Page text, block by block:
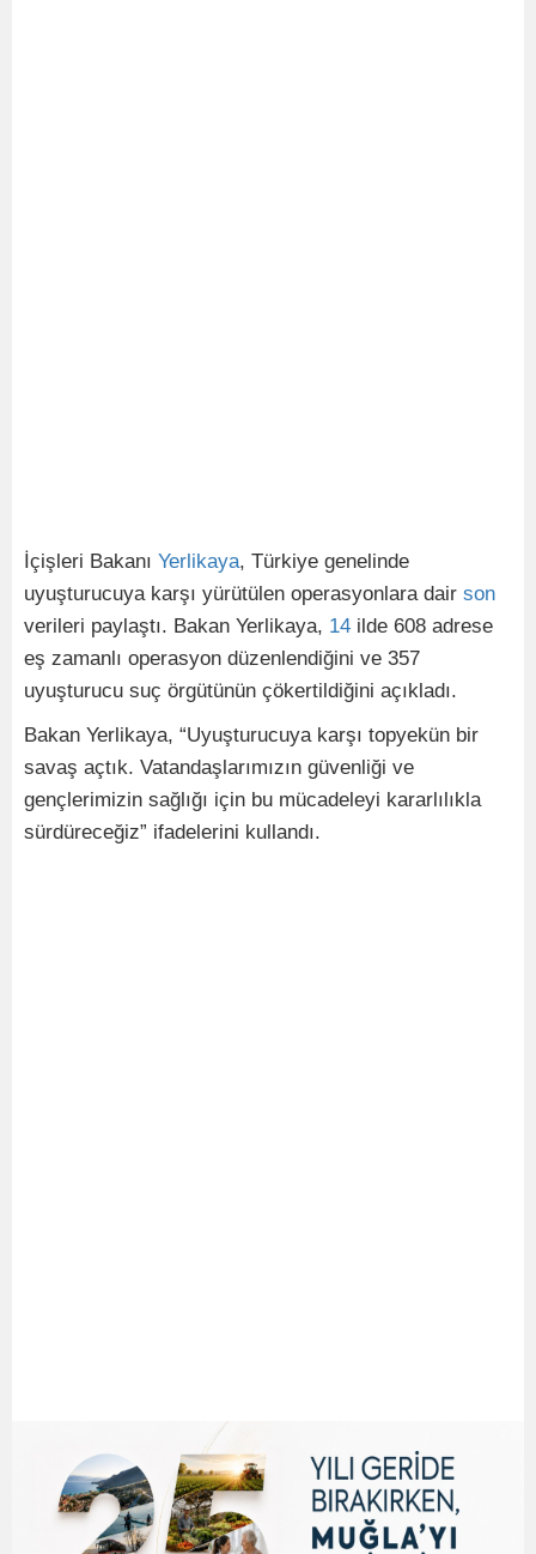
İçişleri Bakanı Yerlikaya, Türkiye genelinde
uyuşturucuya karşı yürütülen operasyonlara dair son
verileri paylaştı. Bakan Yerlikaya, 14 ilde 608 adrese
eş zamanlı operasyon düzenlendiğini ve 357
uyuşturucu suç örgütünün çökertildiğini açıkladı.
Bakan Yerlikaya, “Uyuşturucuya karşı topyekün bir
savaş açtık. Vatandaşlarımızın güvenliği ve
gençlerimizin sağlığı için bu mücadeleyi kararlılıkla
sürdüreceğiz” ifadelerini kullandı.